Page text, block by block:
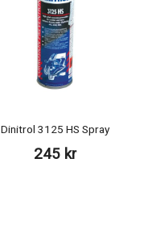
Dinitrol 3125 HS Spray
245 kr